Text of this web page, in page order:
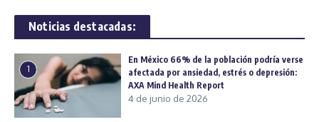
Noticias destacadas:
1
En México 66% de la población podría verse
afectada por ansiedad, estrés o depresión:
AXA Mind Health Report
4 de junio de 2026